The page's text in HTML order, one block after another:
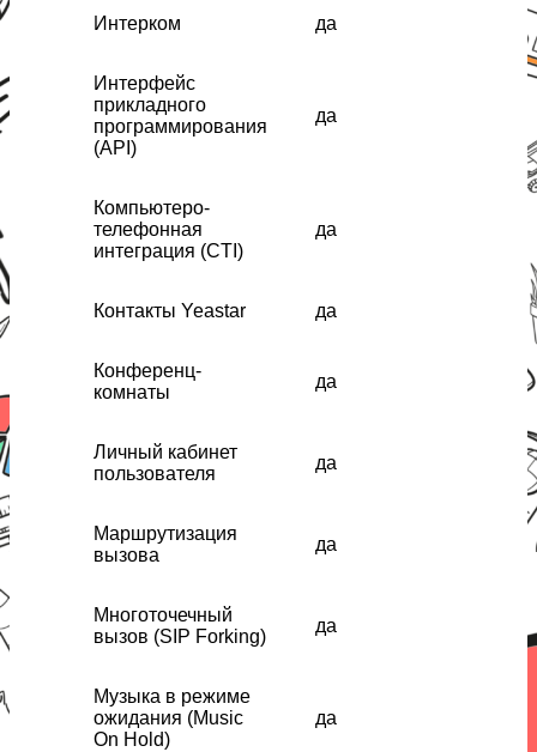
Интерком да
Интерфейс
прикладного
программирования
(API)
да
Компьютеро-
телефонная
интеграция (CTI)
да
Контакты Yeastar да
Конференц-
комнаты
да
Личный кабинет
пользователя
да
Маршрутизация
вызова
да
Многоточечный
вызов (SIP Forking)
да
Музыка в режиме
ожидания (Music
On Hold)
да